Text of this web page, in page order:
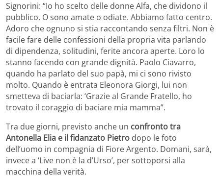
Signorini: “Io ho scelto delle donne Alfa, che dividono il
pubblico. O sono amate o odiate. Abbiamo fatto centro.
Adoro che ognuno si stia raccontando senza filtri. Non è
facile fare delle confessioni della propria vita parlando
di dipendenza, solitudini, ferite ancora aperte. Loro lo
stanno facendo con grande dignità. Paolo Ciavarro,
quando ha parlato del suo papà, mi ci sono rivisto
molto. Quando è entrata Eleonora Giorgi, lui non
smetteva di baciarla: ‘Grazie al Grande Fratello, ho
trovato il coraggio di baciare mia mamma”.
Tra due giorni, previsto anche un confronto tra
Antonella Elia e il fidanzato Pietro dopo le foto
dell’uomo in compagnia di Fiore Argento. Domani, sarà,
invece a ‘Live non è la d’Urso’, per sottoporsi alla
macchina della verità.